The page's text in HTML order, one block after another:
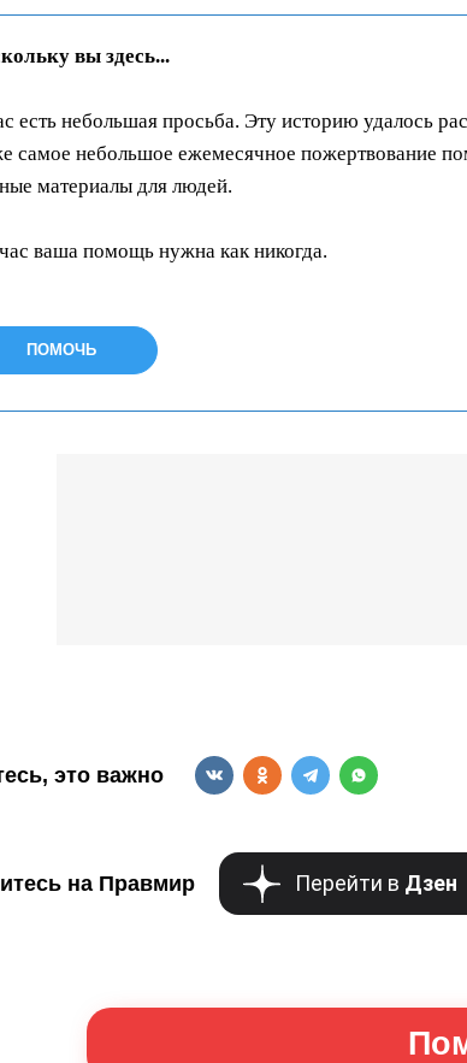
вы здесь...
есть небольшая просьба. Эту историю удалось
самое небольшое ежемесячное пожертвование
материалы для людей.
ваша помощь нужна как никогда.
ПОМОЧЬ
это важно
на Правмир Перейти в Дзен